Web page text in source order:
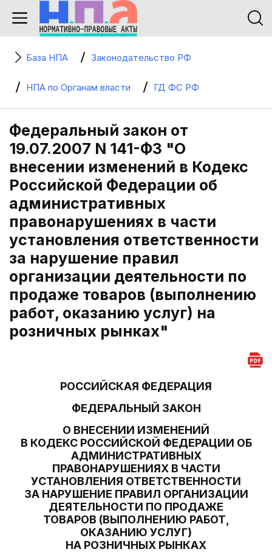
База НПА Законодательство РФ
НПА по Органам власти ГД ФС РФ
Федеральный закон от
19.07.2007 N 141-ФЗ "О
внесении изменений в Кодекс
Российской Федерации об
административных
правонарушениях в части
установления ответственности
за нарушение правил
организации деятельности по
продаже товаров (выполнению
работ, оказанию услуг) на
розничных рынках"
РОССИЙСКАЯ ФЕДЕРАЦИЯ
ФЕДЕРАЛЬНЫЙ ЗАКОН
О ВНЕСЕНИИ ИЗМЕНЕНИЙ
В КОДЕКС РОССИЙСКОЙ ФЕДЕРАЦИИ ОБ
АДМИНИСТРАТИВНЫХ
ПРАВОНАРУШЕНИЯХ В ЧАСТИ
УСТАНОВЛЕНИЯ ОТВЕТСТВЕННОСТИ
ЗА НАРУШЕНИЕ ПРАВИЛ ОРГАНИЗАЦИИ
ДЕЯТЕЛЬНОСТИ ПО ПРОДАЖЕ
ТОВАРОВ (ВЫПОЛНЕНИЮ РАБОТ,
ОКАЗАНИЮ УСЛУГ)
НА РОЗНИЧНЫХ РЫНКАХ